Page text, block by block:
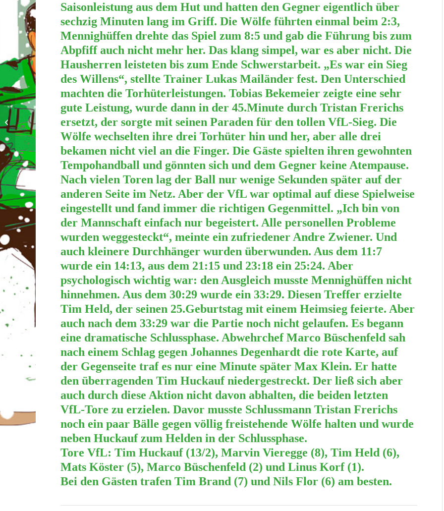
Saisonleistung aus dem Hut und hatten den Gegner eigentlich über
sechzig Minuten lang im Griff. Die Wölfe führten einmal beim 2:3,
Mennighüffen drehte das Spiel zum 8:5 und gab die Führung bis zum
Abpfiff auch nicht mehr her. Das klang simpel, war es aber nicht. Die
Hausherren leisteten bis zum Ende Schwerstarbeit. „Es war ein Sieg
des Willens“, stellte Trainer Lukas Mailänder fest. Den Unterschied
machten die Torhüterleistungen. Tobias Bekemeier zeigte eine sehr
gute Leistung, wurde dann in der 45.Minute durch Tristan Frerichs
ersetzt, der sorgte mit seinen Paraden für den tollen VfL-Sieg. Die
Wölfe wechselten ihre drei Torhüter hin und her, aber alle drei
bekamen nicht viel an die Finger. Die Gäste spielten ihren gewohnten
Tempohandball und gönnten sich und dem Gegner keine Atempause.
Nach vielen Toren lag der Ball nur wenige Sekunden später auf der
anderen Seite im Netz. Aber der VfL war optimal auf diese Spielweise
eingestellt und fand immer die richtigen Gegenmittel. „Ich bin von
der Mannschaft einfach nur begeistert. Alle personellen Probleme
wurden weggesteckt“, meinte ein zufriedener Andre Zwiener. Und
auch kleinere Durchhänger wurden überwunden. Aus dem 11:7
wurde ein 14:13, aus dem 21:15 und 23:18 ein 25:24. Aber
psychologisch wichtig war: den Ausgleich musste Mennighüffen nicht
hinnehmen. Aus dem 30:29 wurde ein 33:29. Diesen Treffer erzielte
Tim Held, der seinen 25.Geburtstag mit einem Heimsieg feierte. Aber
auch nach dem 33:29 war die Partie noch nicht gelaufen. Es begann
eine dramatische Schlussphase. Abwehrchef Marco Büschenfeld sah
nach einem Schlag gegen Johannes Degenhardt die rote Karte, auf
der Gegenseite traf es nur eine Minute später Max Klein. Er hatte
den überragenden Tim Huckauf niedergestreckt. Der ließ sich aber
auch durch diese Aktion nicht davon abhalten, die beiden letzten
VfL-Tore zu erzielen. Davor musste Schlussmann Tristan Frerichs
noch ein paar Bälle gegen völlig freistehende Wölfe halten und wurde
neben Huckauf zum Helden in der Schlussphase.
Tore VfL: Tim Huckauf (13/2), Marvin Vieregge (8), Tim Held (6),
Mats Köster (5), Marco Büschenfeld (2) und Linus Korf (1).
Bei den Gästen trafen Tim Brand (7) und Nils Flor (6) am besten.
VfL am Wochenende